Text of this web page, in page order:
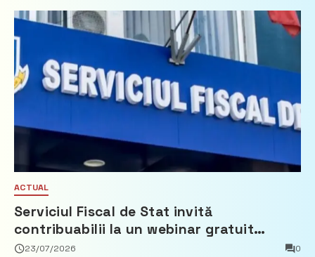
ACTUAL
Serviciul Fiscal de Stat invită
contribuabilii la un webinar gratuit
privind calculul impozitului pe bunurile
23/07/2026 0